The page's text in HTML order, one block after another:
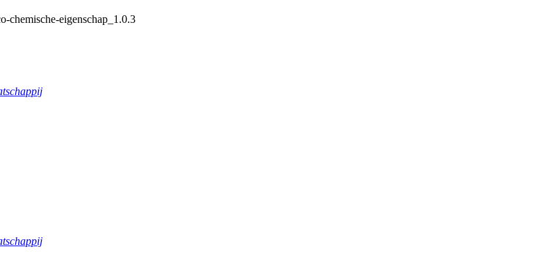
chemische-eigenschap_1.0.3